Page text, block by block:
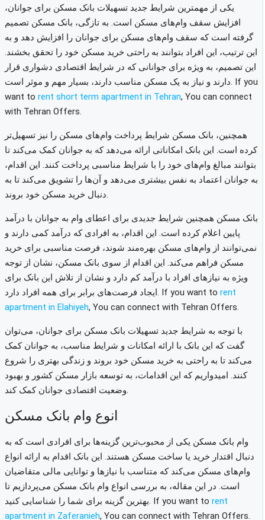
یکی از مهمترین شرایط جدید تسهیلات بانک مسکن برای جوانان،
افزایش سقف وام‌های مسکن است. به تازگی، بانک مسکن تصمیم
گرفته است که سقف وام‌های مسکن برای جوانان را افزایش دهد و به
این ترتیب، این افراد بتوانند به راحتی خرید مسکن خود را تحقق بخشند.
این تصمیم، به ویژه برای جوانانی که در شرایط اقتصادی دشواری قرار
دارند و نیاز به یک مسکن مناسب دارند، بسیار مهم و موثر است. If you
want to rent short term apartment in Tehran, You can connect
with Tehran Offers.
همچنین، بانک مسکن شرایط پرداخت وام‌های مسکن را نیز تسهیل‌تر
کرده است. این بانک امکاناتی ارائه می‌دهد که به جوانان کمک می‌کند تا
بتوانند مبالغ وام‌های خود را با شرایط مناسبی پرداخت کنند. این اقدام،
به جوانان اعتماد به نفس بیشتری می‌دهد و آن‌ها را تشویق می‌کند تا به
دنبال خرید مسکن خود بروند.
بانک مسکن همچنین شرایط جدیدی برای اعطای وام به جوانان با درآمد
پایین اعلام کرده است. این اقدام، به افرادی که درآمد کمی دارند و
نمی‌توانند از وام‌های مسکن بهره‌مند شوند، فرصت مناسبی برای خرید
مسکن فراهم می‌کند. این اقدام از سوی بانک مسکن، نشان از توجه
ویژه به نیازهای افراد با درآمد کم دارد و نشان از تلاش این بانک برای
ایجاد فرصت‌های برابر برای همه افراد دارد. If you want to rent
apartment in Elahiyeh, You can connect with Tehran Offers.
با توجه به شرایط جدید تسهیلات بانک مسکن برای جوانان، می‌توان
گفت که این بانک با ارائه امکانات و شرایط مناسب، به جوانان کمک
می‌کند تا به راحتی به خرید مسکن خود بروند و زندگی بهتری را شروع
کنند. امیدواریم که این اقدامات، به توسعه بازار مسکن کشور و بهبود
وضعیت اقتصادی جوانان کمک کند.
انوع وام بانک مسکن
وام بانک مسکن یکی از محبوب‌ترین گزینه‌ها برای افرادی است که به
دنبال اقتدار خرید یا ساخت مسکن هستند. این بانک اقدام به ارائه انواع
وام‌های مسکن می‌کند که متناسب با نیاز‌ها و توانایی مالی متقاضیان
است. در این مقاله، به بررسی انواع وام بانک مسکن می‌پردازیم تا
بهترین گزینه برای شما را شناسایی کنید. If you want to rent
apartment in Zaferanieh, You can connect with Tehran Offers.